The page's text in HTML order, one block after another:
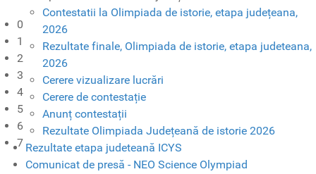
0
1
2
3
4
5
6
7
Contestatii la Olimpiada de istorie, etapa județeana,
2026
Rezultate finale, Olimpiada de istorie, etapa judeteana,
2026
Cerere vizualizare lucrări
Cerere de contestație
Anunț contestații
Rezultate Olimpiada Județeană de istorie 2026
Rezultate etapa judeteană ICYS
Comunicat de presă - NEO Science Olympiad